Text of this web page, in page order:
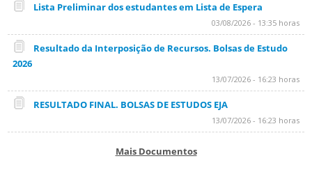
Lista Preliminar dos estudantes em Lista de Espera
03/08/2026 - 13:35 horas
Resultado da Interposição de Recursos. Bolsas de Estudo
2026
13/07/2026 - 16:23 horas
RESULTADO FINAL. BOLSAS DE ESTUDOS EJA
13/07/2026 - 16:23 horas
Mais Documentos